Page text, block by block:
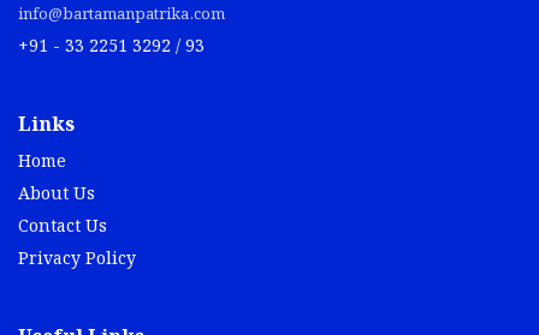
info@bartamanpatrika.com
+91 - 33 2251 3292 / 93
Links
Home
About Us
Contact Us
Privacy Policy